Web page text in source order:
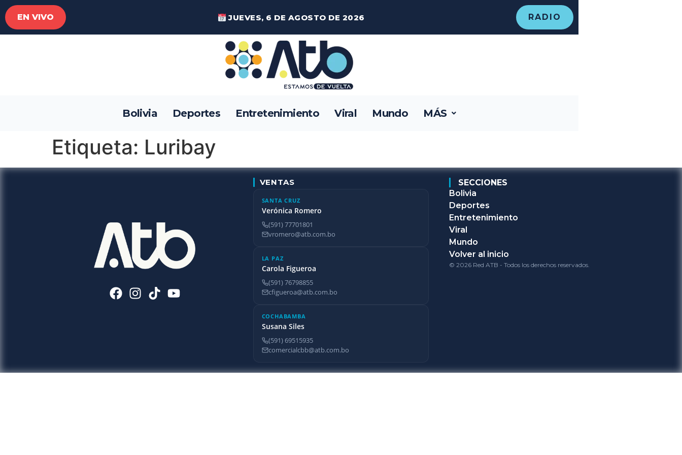
EN VIVO JUEVES, 6 DE AGOSTO DE 2026 RADIO
Bolivia Deportes Entretenimiento Viral Mundo MÁS
Etiqueta: Luribay
VENTAS
SANTA CRUZ
Verónica Romero
(591) 77701801
vromero@atb.com.bo
LA PAZ
Carola Figueroa
(591) 76798855
cfigueroa@atb.com.bo
COCHABAMBA
Susana Siles
(591) 69515935
comercialcbb@atb.com.bo
SECCIONES
Bolivia
Deportes
Entretenimiento
Viral
Mundo
Volver al inicio
© 2026 Red ATB - Todos los derechos reservados.